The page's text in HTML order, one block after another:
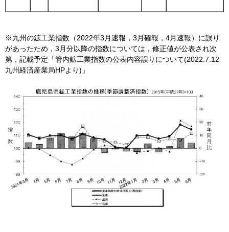
※九州の鉱工業指数（2022年3月速報，3月確報，4月速報）に誤り
があったため，3月分以降の指数については，修正値が公表され次
第，記載予定「管内鉱工業指数の公表内容誤りについて(2022.7.12
九州経済産業局HPより)」